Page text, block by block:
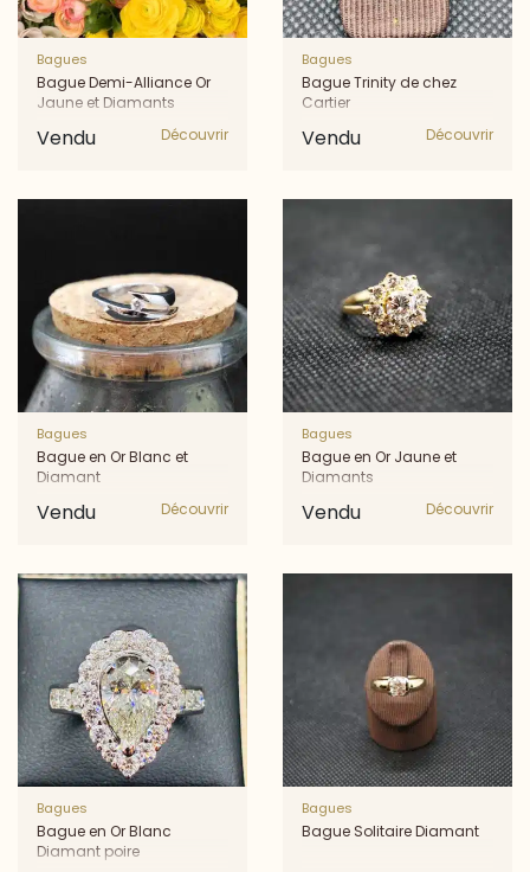
Bagues
Bague Demi-Alliance Or
Jaune et Diamants
Vendu Découvrir
Bagues
Bague Trinity de chez
Cartier
Vendu Découvrir
Bagues
Bague en Or Blanc et
Diamant
Vendu Découvrir
Bagues
Bague en Or Jaune et
Diamants
Vendu Découvrir
Bagues
Bague en Or Blanc
Diamant poire
Bagues
Bague Solitaire Diamant